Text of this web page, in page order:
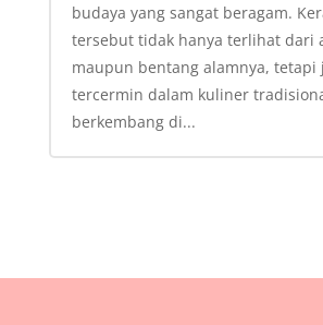
budaya yang sangat beragam.
tersebut tidak hanya terlihat dari
maupun bentang alamnya, tetapi
tercermin dalam kuliner
berkembang di...